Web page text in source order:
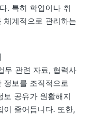
. 특히 학업이나 취
체계적으로 관리하는
무 관련 자료, 협력사
정보를 조직적으로
보 공유가 원활해지
이 줄어듭니다. 또한,